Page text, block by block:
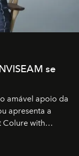
se
amável apoio da
apresenta a
Colure with